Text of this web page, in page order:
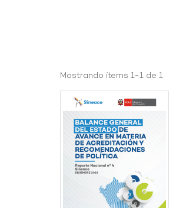
Mostrando ítems 1-1 de 1